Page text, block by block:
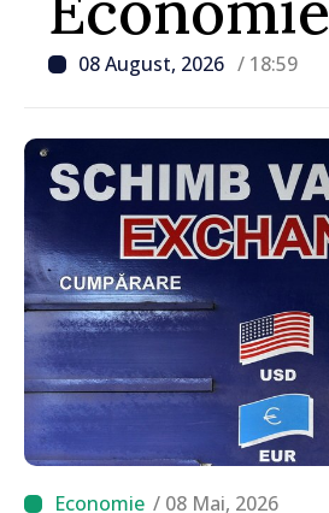
08 August, 2026 / 18:59
/ 08 Mai, 2026